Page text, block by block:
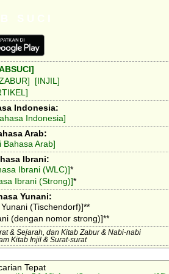
[INJIL]
Indonesia:
Indonesia]
Arab:
Bahasa Arab]
Ibrani:
Ibrani (WLC)]*
Ibrani (Strong)]*
Yunani:
(Tischendorf)]**
(dengan nomor strong)]**
& Sejarah, dan Kitab Zabur & Nabi-nabi
Kitab Injil & Surat-surat
Tepat